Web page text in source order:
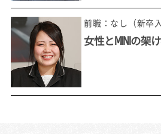
昔から車好きで、特に欧州
きたくて選んだ仕事ですが、
に「フロント」と呼ばれる業
にあることを知りませんでし
職のイメージを持って応募し
で詳しく話を聞いて、お客様
依頼に対応し、テクニシャ
前職での販売員としての経験
前職：なし（新卒入
女性とMINIの架